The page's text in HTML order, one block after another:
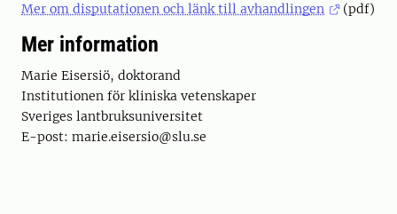
Mer om disputationen och länk till avhandlingen
(pdf)
Mer information
Marie Eisersiö, doktorand
Institutionen för kliniska vetenskaper
Sveriges lantbruksuniversitet
E-post: marie.eisersio@slu.se